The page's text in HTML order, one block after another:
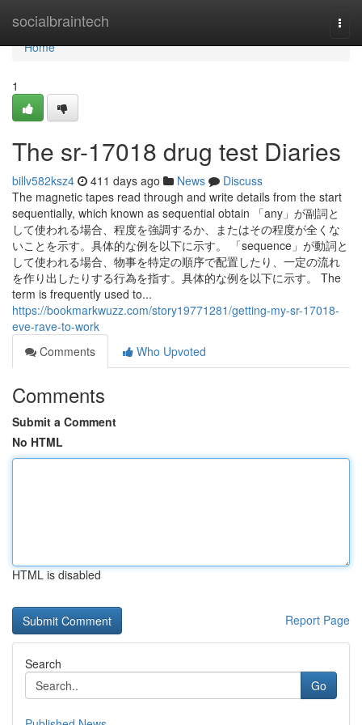
socialbraintech
Home
Home
1
The sr-17018 drug test Diaries
billv582ksz4 411 days ago News
Discuss
The magnetic tapes read through and write details from the start
sequentially, which known as sequential obtain 「any」が副詞と
して使われる場合、程度を強調するか、またはその程度が全くな
いことを示す。具体的な例を以下に示す。 「sequence」が動詞と
して使われる場合、物事を特定の順序で配置したり、一定の流れ
を作り出したりする行為を指す。具体的な例を以下に示す。 The
term is frequently used to...
https://bookmarkwuzz.com/story19771281/getting-my-sr-17018-
eve-rave-to-work
Comments
Who Upvoted
Comments
Submit a Comment
No HTML
HTML is disabled
Report Page
Search
Go